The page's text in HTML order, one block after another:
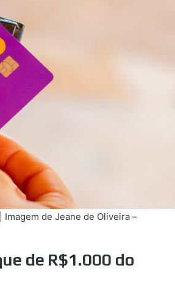
| Imagem de Jeane de Oliveira –
de R$1.000 do